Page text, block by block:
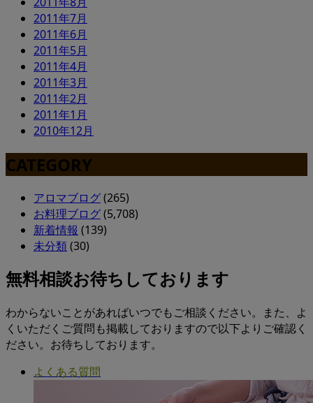
2011年7月
2011年6月
2011年5月
2011年4月
2011年3月
2011年2月
2011年1月
2010年12月
CATEGORY
アロマブログ(265)
お料理ブログ(5,708)
新着情報 (139)
未分類(30)
無料相談お待ちしております
わからないことがあればいつでもご相談ください。また、よ
くいただくご質問も掲載しておりますので以下よりご確認く
ださい。お待ちしております。
よくある質問